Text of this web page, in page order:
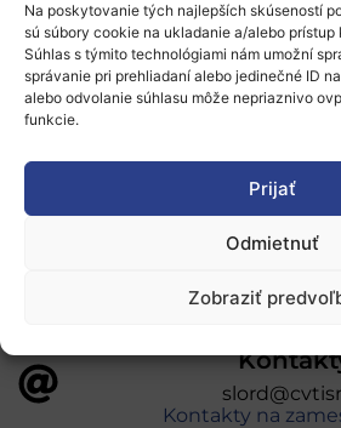
Na poskytovanie tých najlepších skúseností
sú súbory cookie na ukladanie a/alebo
Súhlas s týmito technológiami nám umožní
správanie pri prehliadaní alebo jedinečné ID
alebo odvolanie súhlasu môže nepriaznivo
funkcie.
Prijať
Odmietnuť
Zobraziť
Novinky
Ochrana osobných
úniou v rámci Programu
prevádzkuje Centrum
informácií SR“
Kontakty na